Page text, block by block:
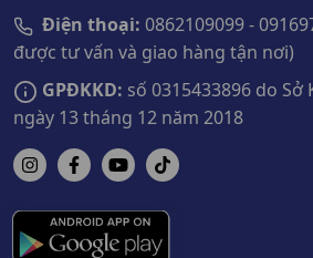
Điện thoại: 0862109099 -
được tư vấn và giao hàng tận nơi)
GPĐKKD: số 0315433896 do Sở
ngày 13 tháng 12 năm 2018